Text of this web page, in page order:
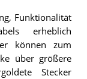
Funktionalität
erheblich
können zum
über größere
Stecker